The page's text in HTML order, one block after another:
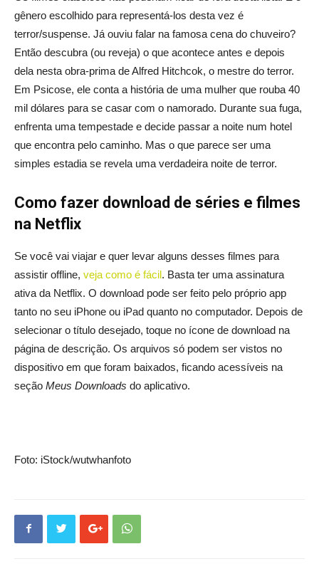
gênero escolhido para representá-los desta vez é
terror/suspense. Já ouviu falar na famosa cena do chuveiro?
Então descubra (ou reveja) o que acontece antes e depois
dela nesta obra-prima de Alfred Hitchcok, o mestre do terror.
Em Psicose, ele conta a história de uma mulher que rouba 40
mil dólares para se casar com o namorado. Durante sua fuga,
enfrenta uma tempestade e decide passar a noite num hotel
que encontra pelo caminho. Mas o que parece ser uma
simples estadia se revela uma verdadeira noite de terror.
Como fazer download de séries e filmes
na Netflix
Se você vai viajar e quer levar alguns desses filmes para
assistir offline, veja como é fácil. Basta ter uma assinatura
ativa da Netflix. O download pode ser feito pelo próprio app
tanto no seu iPhone ou iPad quanto no computador. Depois de
selecionar o título desejado, toque no ícone de download na
página de descrição. Os arquivos só podem ser vistos no
dispositivo em que foram baixados, ficando acessíveis na
seção Meus Downloads do aplicativo.
Foto: iStock/wutwhanfoto